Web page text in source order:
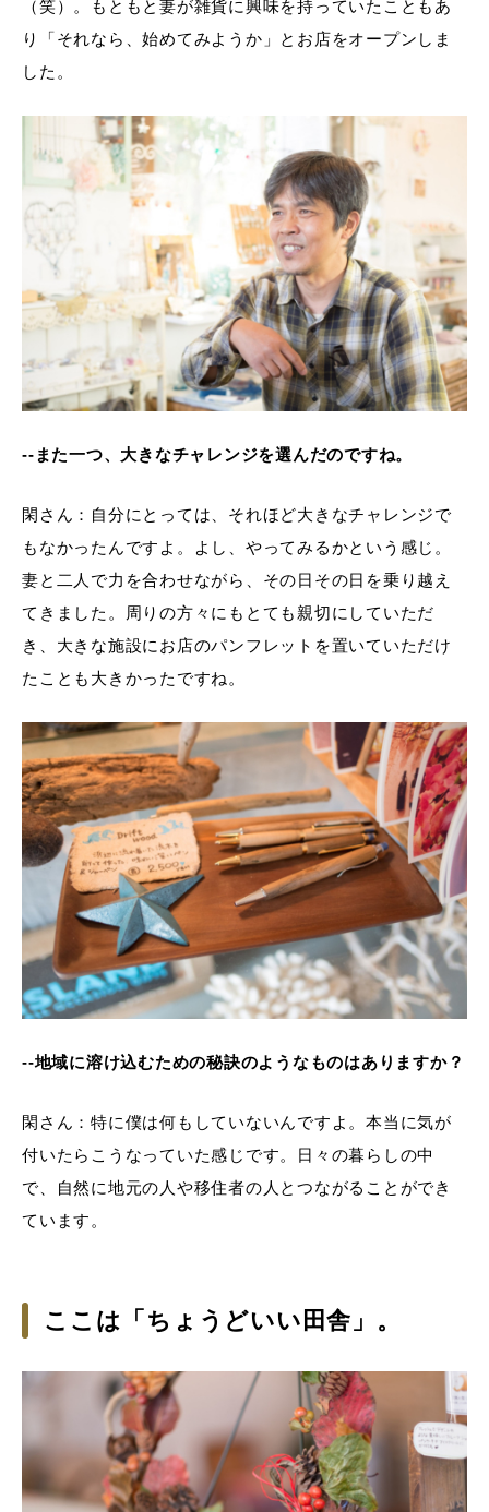
（笑）。もともと妻が雑貨に興味を持っていたこともあ
り「それなら、始めてみようか」とお店をオープンしま
した。
--また一つ、大きなチャレンジを選んだのですね。
閑さん：自分にとっては、それほど大きなチャレンジで
もなかったんですよ。よし、やってみるかという感じ。
妻と二人で力を合わせながら、その日その日を乗り越え
てきました。周りの方々にもとても親切にしていただ
き、大きな施設にお店のパンフレットを置いていただけ
たことも大きかったですね。
--地域に溶け込むための秘訣のようなものはありますか？
閑さん：特に僕は何もしていないんですよ。本当に気が
付いたらこうなっていた感じです。日々の暮らしの中
で、自然に地元の人や移住者の人とつながることができ
ています。
ここは「ちょうどいい田舎」。